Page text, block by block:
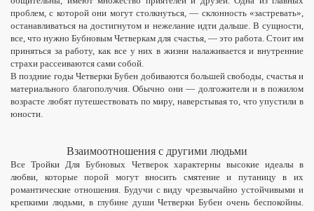
проблем, с которой они могут столкнуться, — склонность «застревать»,
останавливаться на достигнутом и нежелание идти дальше.В сущности,
все, что нужно Бубновым Четверкам для счастья, — это работа. Стоит им
приняться за работу, как все у них в жизни налаживаетсяи внутренние
страхи рассеиваются сами собой.
В поздние годы Четверки Бубен добиваются большей свободы, счастья и
материального благополучия. Обычно они — долгожители и в пожилом
возрасте любят путешествовать по миру, наверстывая то, что упустили в
юности.
Взаимоотношения с другими людьми
Все Тройки Для Бубновых Четверок характерны высокие идеалы в
любви, которые порой могут вносить смятение и путаницу в их
романтические отношения. Будучи с виду чрезвычайно устойчивыми и
крепкими людьми, в глубине души Четверки Бубен очень беспокойны.